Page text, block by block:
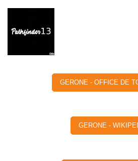
GERONE - OFFICE DE
GERONE -